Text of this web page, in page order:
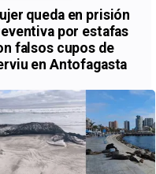
queda en prisión
por estafas
falsos cupos de
en Antofagasta